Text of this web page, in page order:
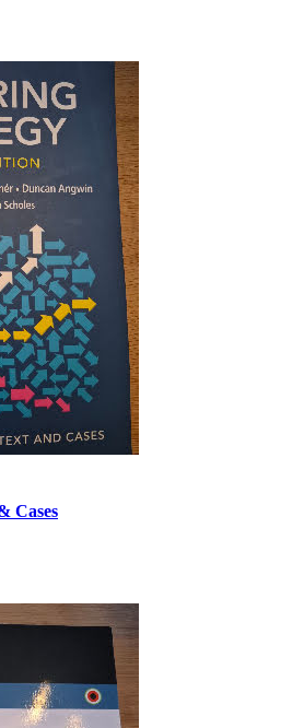
Cases